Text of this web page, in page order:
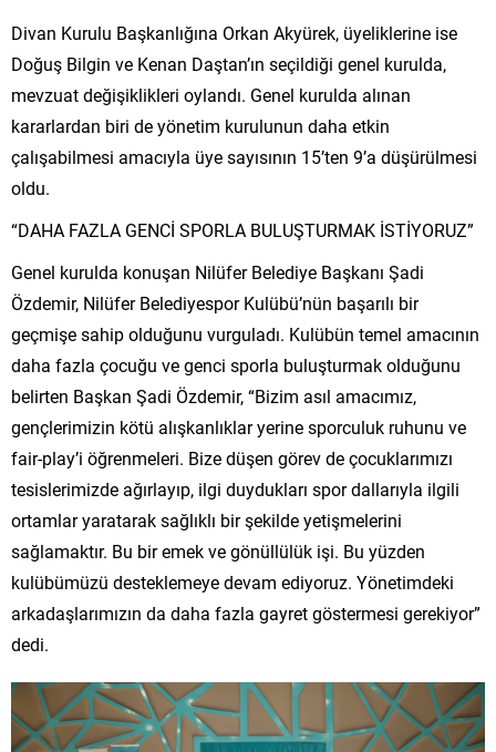
Divan Kurulu Başkanlığına Orkan Akyürek, üyeliklerine ise
Doğuş Bilgin ve Kenan Daştan’ın seçildiği genel kurulda,
mevzuat değişiklikleri oylandı. Genel kurulda alınan
kararlardan biri de yönetim kurulunun daha etkin
çalışabilmesi amacıyla üye sayısının 15’ten 9’a düşürülmesi
oldu.
“DAHA FAZLA GENCİ SPORLA BULUŞTURMAK İSTİYORUZ”
Genel kurulda konuşan Nilüfer Belediye Başkanı Şadi
Özdemir, Nilüfer Belediyespor Kulübü’nün başarılı bir
geçmişe sahip olduğunu vurguladı. Kulübün temel amacının
daha fazla çocuğu ve genci sporla buluşturmak olduğunu
belirten Başkan Şadi Özdemir, “Bizim asıl amacımız,
gençlerimizin kötü alışkanlıklar yerine sporculuk ruhunu ve
fair-play’i öğrenmeleri. Bize düşen görev de çocuklarımızı
tesislerimizde ağırlayıp, ilgi duydukları spor dallarıyla ilgili
ortamlar yaratarak sağlıklı bir şekilde yetişmelerini
sağlamaktır. Bu bir emek ve gönüllülük işi. Bu yüzden
kulübümüzü desteklemeye devam ediyoruz. Yönetimdeki
arkadaşlarımızın da daha fazla gayret göstermesi gerekiyor”
dedi.